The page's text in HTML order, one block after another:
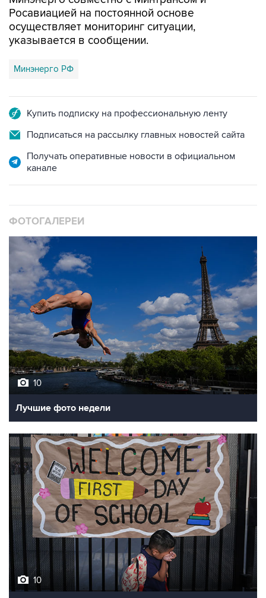
Росавиацией на постоянной основе
осуществляет мониторинг ситуации,
указывается в сообщении.
Минэнерго РФ
Купить подписку на профессиональную ленту
Подписаться на рассылку главных новостей сайта
Получать оперативные новости в официальном
канале
ФОТОГАЛЕРЕИ
10
Лучшие фото недели
10